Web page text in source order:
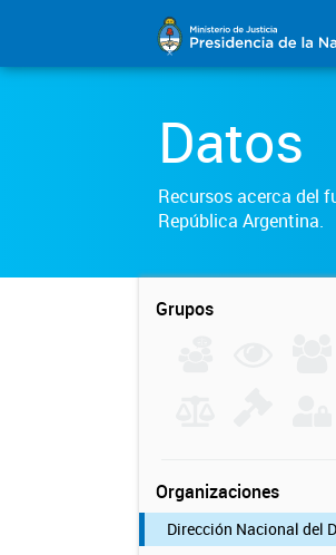
Datos
Recursos acerca del
República Argentina.
Grupos
Organizaciones
Dirección Nacional del